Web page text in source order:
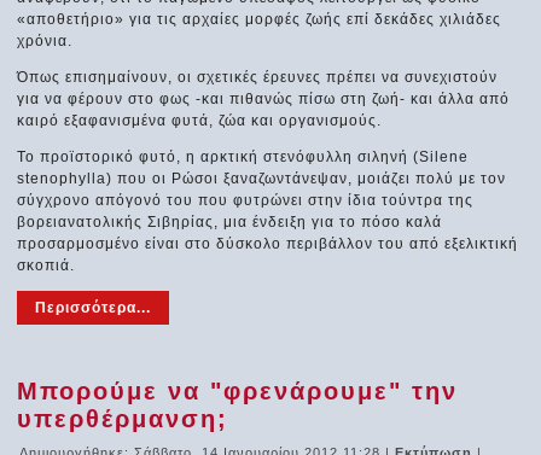
«αποθετήριο» για τις αρχαίες μορφές ζωής επί δεκάδες χιλιάδες
χρόνια.
Όπως επισημαίνουν, οι σχετικές έρευνες πρέπει να συνεχιστούν
για να φέρουν στο φως -και πιθανώς πίσω στη ζωή- και άλλα από
καιρό εξαφανισμένα φυτά, ζώα και οργανισμούς.
Το προϊστορικό φυτό, η αρκτική στενόφυλλη σιληνή (Silene
stenophylla) που οι Ρώσοι ξαναζωντάνεψαν, μοιάζει πολύ με τον
σύγχρονο απόγονό του που φυτρώνει στην ίδια τούντρα της
βορειανατολικής Σιβηρίας, μια ένδειξη για το πόσο καλά
προσαρμοσμένο είναι στο δύσκολο περιβάλλον του από εξελικτική
σκοπιά.
Περισσότερα...
Μπορούμε να "φρενάρουμε" την
υπερθέρμανση;